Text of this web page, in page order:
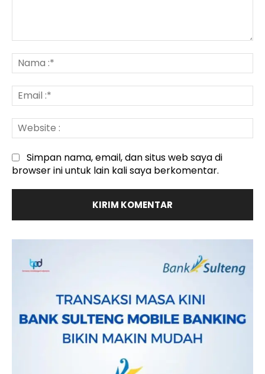
:
:*
:*
:
Simpan nama, email, dan situs web saya di
browser ini untuk lain kali saya berkomentar.